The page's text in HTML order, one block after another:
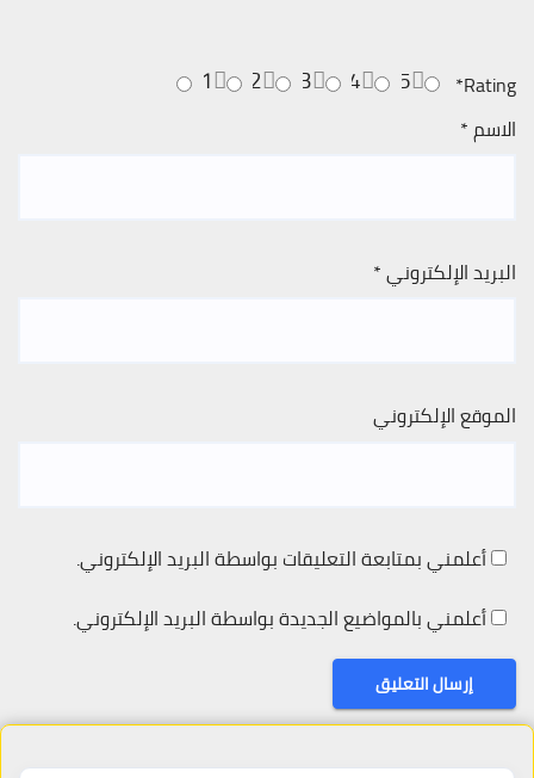
Rating
*
5
4
3
2
1
الاسم*
البريد الإلكتروني*
الموقع الإلكتروني
أعلمني بمتابعة التعليقات بواسطة البريد الإلكتروني.
أعلمني بالمواضيع الجديدة بواسطة البريد الإلكتروني.